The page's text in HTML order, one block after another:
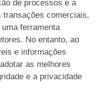
de processos e a
transações comerciais,
ferramenta
No entanto, ao
e informações
as melhores
e a privacidade